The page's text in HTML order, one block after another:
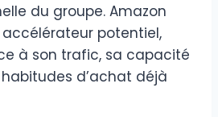
du groupe. Amazon
potentiel,
à son trafic, sa capacité
d’achat déjà